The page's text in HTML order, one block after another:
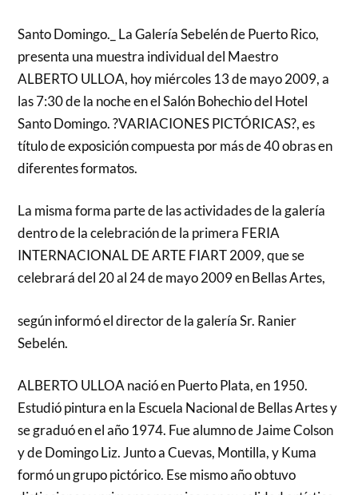
Santo Domingo._ La Galería Sebelén de Puerto Rico,
presenta una muestra individual del Maestro
ALBERTO ULLOA, hoy miércoles 13 de mayo 2009, a
las 7:30 de la noche en el Salón Bohechio del Hotel
Santo Domingo. ?VARIACIONES PICTÓRICAS?, es
título de exposición compuesta por más de 40 obras en
diferentes formatos.
La misma forma parte de las actividades de la galería
dentro de la celebración de la primera FERIA
INTERNACIONAL DE ARTE FIART 2009, que se
celebrará del 20 al 24 de mayo 2009 en Bellas Artes,
según informó el director de la galería Sr. Ranier
Sebelén.
ALBERTO ULLOA nació en Puerto Plata, en 1950.
Estudió pintura en la Escuela Nacional de Bellas Artes y
se graduó en el año 1974. Fue alumno de Jaime Colson
y de Domingo Liz. Junto a Cuevas, Montilla, y Kuma
formó un grupo pictórico. Ese mismo año obtuvo